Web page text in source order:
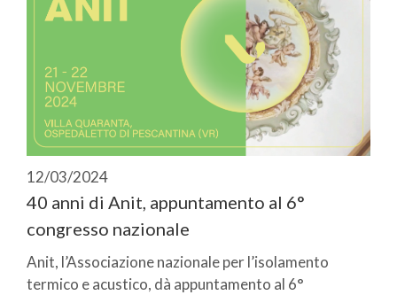
12/03/2024
40 anni di Anit, appuntamento al 6°
congresso nazionale
Anit, l’Associazione nazionale per l’isolamento
termico e acustico, dà appuntamento al 6°